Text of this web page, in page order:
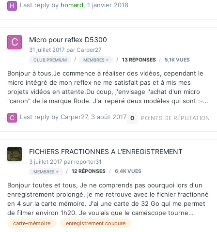
Last reply by homard, 1 janvier 2018
Micro pour reflex D5300
31 juillet 2017 par Carper27
CLUB PREMIUM MEMBRES + 13RÉPONSES 5,1KVUES
Bonjour à tous,Je commence à réaliser des vidéos, cependant le
micro intégré de mon reflex ne me satisfait pas et à mis mes
projets vidéos en attente.Du coup, j'envisage l'achat d'un micro
"canon" de la marque Rode. J'ai repéré deux modèles qui sont :-
rycoteJ'hésite entre les deux et je ne sais pas quoi choisir. Vous
Last reply by Carper27, 3 août 2017 0 POINTS DE RÉPUTATION
FICHIERS FRACTIONNES A L'ENREGISTREMENT
3 juillet 2017 par reporter31
MEMBRES + 12 RÉPONSES 6,4KVUES
Bonjour toutes et tous, Je ne comprends pas pourquoi lors d'un
enregistrement prolongé, je me retrouve avec le fichier fractionné
en 4 sur la carte mémoire. J'ai une carte de 32 Go qui me permet
de filmer environ 1h20. Je voulais que le caméscope tourne
jusqu'à ce que la carte mémoire soit pleine. J'ai eu 4 fichiers ! La
carte-mémoire enregistrement coupure